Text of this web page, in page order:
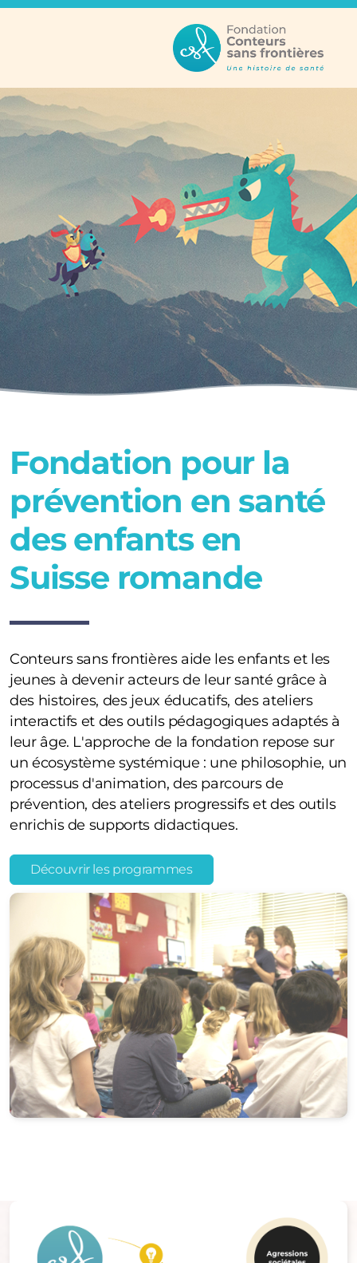
Fondation pour la
prévention en santé
des enfants en
Suisse romande
Conteurs sans frontières aide les enfants et les
jeunes à devenir acteurs de leur santé grâce à
des histoires, des jeux éducatifs, des ateliers
interactifs et des outils pédagogiques adaptés à
leur âge. L'approche de la fondation repose sur
un écosystème systémique : une philosophie, un
processus d'animation, des parcours de
prévention, des ateliers progressifs et des outils
enrichis de supports didactiques.
Découvrir les programmes
Parcours
Avenir Potentiel - entreprise pilote
Le Cercle des Ouettes